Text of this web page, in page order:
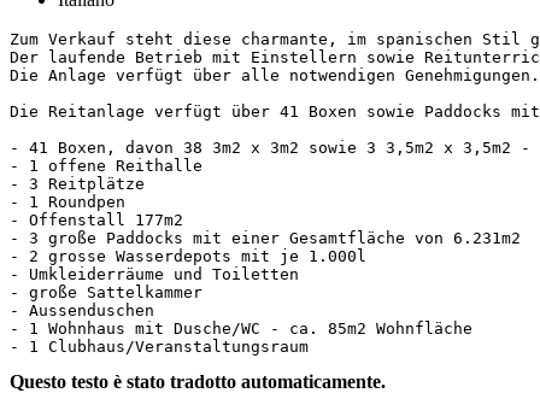
Zum Verkauf steht diese charmante, im spanischen
Der laufende Betrieb mit Einstellern sowie
Die Anlage verfügt über alle notwendigen Genehmigungen.
Die Reitanlage verfügt über 41 Boxen sowie Paddocks
- 41 Boxen, davon 38 3m2 x 3m2 sowie 3 3,5m2 x
- 1 offene Reithalle
- 3 Reitplätze
- 1 Roundpen
- Offenstall 177m2
- 3 große Paddocks mit einer Gesamtfläche von 6.231m2
- 2 grosse Wasserdepots mit je 1.000l
- Umkleiderräume und Toiletten
- große Sattelkammer
- Aussenduschen
- 1 Wohnhaus mit Dusche/WC - ca. 85m2 Wohnfläche
- 1 Clubhaus/Veranstaltungsraum
Questo testo è stato tradotto automaticamente.